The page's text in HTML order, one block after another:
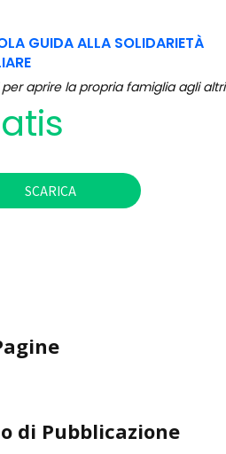
GUIDA ALLA SOLIDARIETÀ
per aprire la propria famiglia agli altri
SCARICA
di Pubblicazione